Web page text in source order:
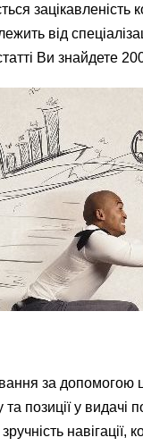
зацікавленість
від
Ви знайдете
за допомогою
позиції у
навігації,